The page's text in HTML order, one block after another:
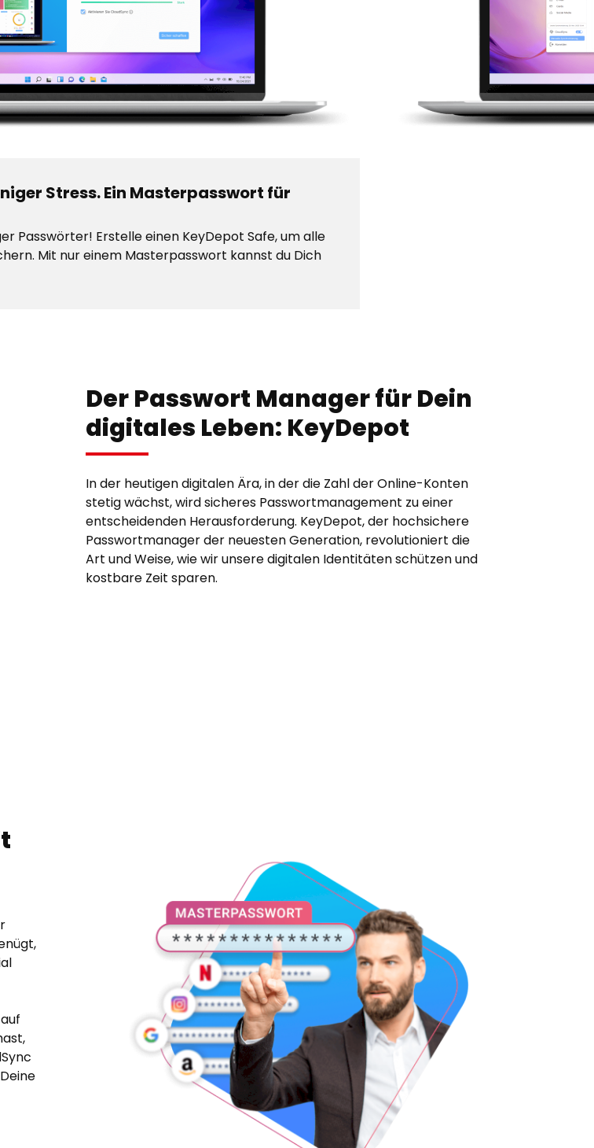
Stress. Ein Masterpasswort für
Passwörter! Erstelle einen KeyDepot Safe, um alle
Mit nur einem Masterpasswort kannst du Dich
Der Passwort Manager für Dein
digitales Leben: KeyDepot
In der heutigen digitalen Ära, in der die Zahl der Online-Konten
stetig wächst, wird sicheres Passwortmanagement zu einer
entscheidenden Herausforderung. KeyDepot, der hochsichere
Passwortmanager der neuesten Generation, revolutioniert die
Art und Weise, wie wir unsere digitalen Identitäten schützen und
kostbare Zeit sparen.